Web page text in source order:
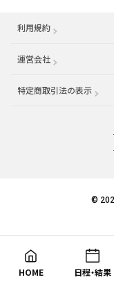
利用規約
運営会社 （別ウィンドウ
特定商取引法の表示
©
HOME 日程・結果